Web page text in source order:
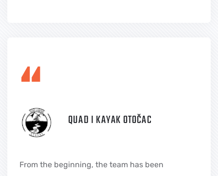
“ QUAD I KAYAK OTOČAC
From the beginning, the team has been